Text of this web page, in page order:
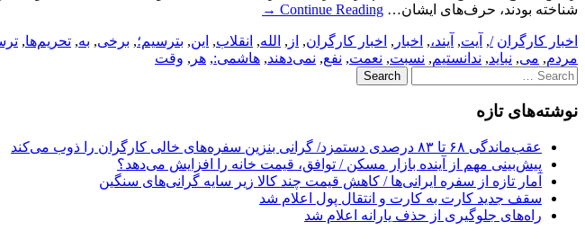
شناخته بودند، حرف‌های ایشان… Continue Reading
→
اخبار کارگران /
, آیت, آیند،, اخبار , اخبار کارگران, از , الله, انقلاب, این, بترسیم؛, برخی, به, تحریم‌ها,
مردم, می, نباید, ندانستیم, نسبت, نعمت, نفع, نمی‌دهند, هاشمی:, هر , وقت
Search
for:
نوشته‌های تازه
عقب‌ماندگی ۶۸ تا ۸۳ درصدی دستمزد/ گرانی بنزین سفره‌های خالی کارگران را ذوب می‌کند
پیش‌بینی مهم از آینده بازار مسکن / توافق، قیمت خانه را افزایش می‌دهد؟
آمار تازه از سفره ایرانی‌ها / کاهش قیمت چند کالا زیر سایه گرانی‌های سنگین
سقف جدید کارت به کارت و انتقال پول اعلام شد
راه‌های جلوگیری از حذف یارانه اعلام شد